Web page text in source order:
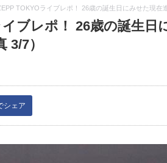
TOKYOライブレポ！ 26歳の誕生日にみせた現在
ブレポ！ 26歳の誕生日
3/7）
シェア